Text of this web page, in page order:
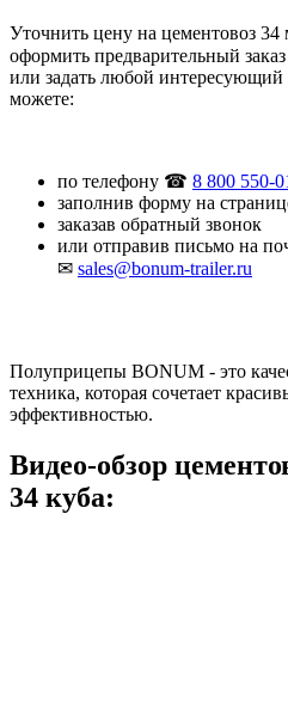
Уточнить цену на цементовоз 34
оформить предварительный
или задать любой интересующий
можете:
по телефону ☎ 8 800 550-
заполнив форму на
заказав обратный звонок
или отправив письмо на
✉ sales@bonum-trailer.ru
Полуприцепы BONUM - это
техника, которая сочетает
эффективностью.
Видео-обзор
34 куба: